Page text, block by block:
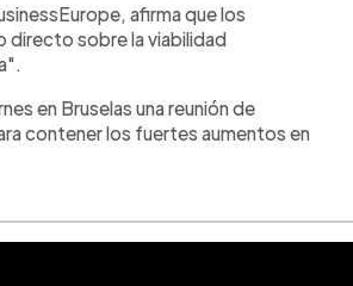
afirma que los
directo sobre la viabilidad
en Bruselas una reunión de
contener los fuertes aumentos en